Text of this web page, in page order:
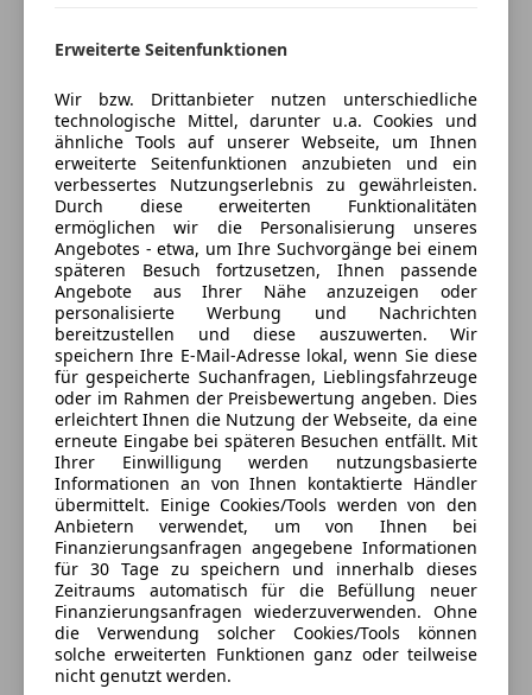
Verkehrszeichenerkennung
Wegfahrsperre
Extras
Anhängerkupplung
Dachreling
Innenspiegel automatisch abblendend
Pannenkit
9400 Wolfsberg, AT
Kontakt
Mario Hobel
Alle Fahrzeuge des Anbieters
Anbieter kontaktieren
Deine Nachricht
Eintauschwagen: Kaufen und verkaufen in nur einem
Schritt
Ich möchte mein Auto in Zahlung geben
Erweiterte Seitenfunktionen
Wir bzw. Drittanbieter nutzen unterschiedliche
technologische Mittel, darunter u.a. Cookies und
ähnliche Tools auf unserer Webseite, um Ihnen
erweiterte Seitenfunktionen anzubieten und ein
verbessertes Nutzungserlebnis zu gewährleisten.
Durch diese erweiterten Funktionalitäten
ermöglichen wir die Personalisierung unseres
Angebotes - etwa, um Ihre Suchvorgänge bei einem
späteren Besuch fortzusetzen, Ihnen passende
Angebote aus Ihrer Nähe anzuzeigen oder
personalisierte Werbung und Nachrichten
bereitzustellen und diese auszuwerten. Wir
speichern Ihre E-Mail-Adresse lokal, wenn Sie diese
für gespeicherte Suchanfragen, Lieblingsfahrzeuge
oder im Rahmen der Preisbewertung angeben. Dies
erleichtert Ihnen die Nutzung der Webseite, da eine
erneute Eingabe bei späteren Besuchen entfällt. Mit
Ihrer Einwilligung werden nutzungsbasierte
Informationen an von Ihnen kontaktierte Händler
übermittelt. Einige Cookies/Tools werden von den
Anbietern verwendet, um von Ihnen bei
Finanzierungsanfragen angegebene Informationen
für 30 Tage zu speichern und innerhalb dieses
Zeitraums automatisch für die Befüllung neuer
Finanzierungsanfragen wiederzuverwenden. Ohne
die Verwendung solcher Cookies/Tools können
solche erweiterten Funktionen ganz oder teilweise
nicht genutzt werden.